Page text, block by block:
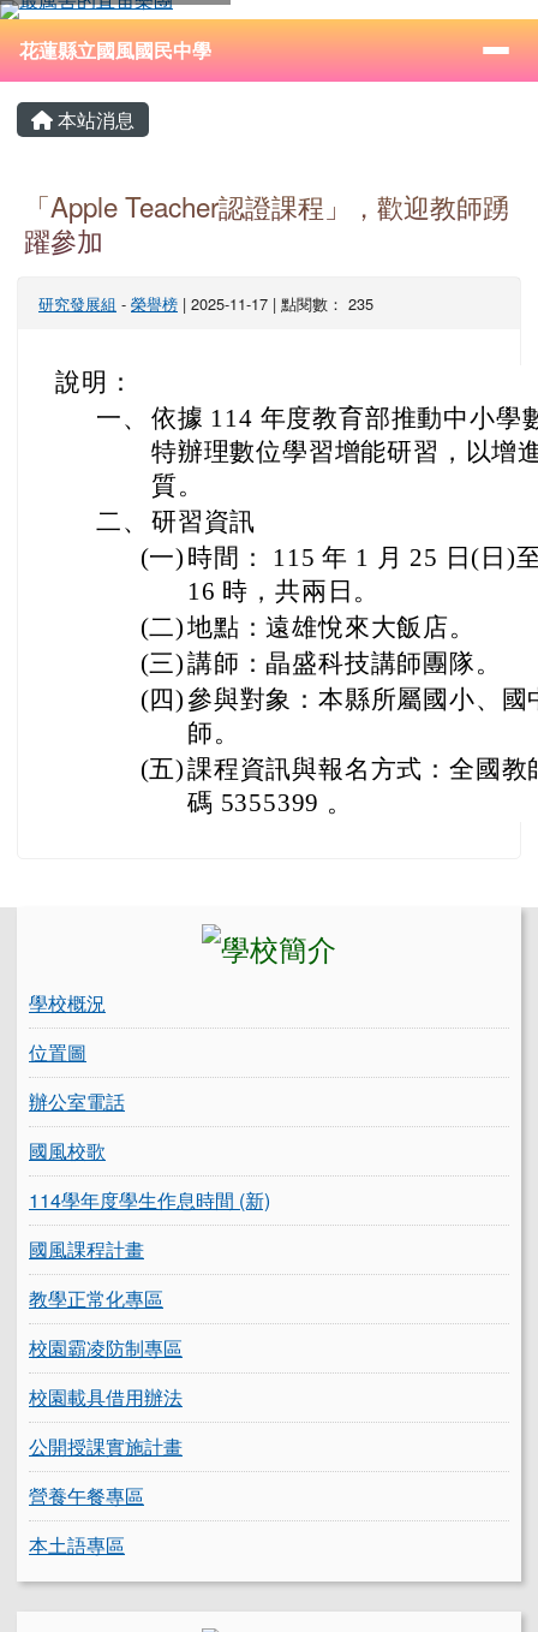
跳至主內容區
花蓮縣立國風國民中學
⏸
導覽列
花蓮縣立國風國民中學
主內容區域
本站消息
「Apple Teacher認證課程」，歡迎教師踴
躍參加
研究發展組 - 榮譽榜 | 2025-11-17 | 點閱數： 235
說明：
一、 依據 114 年度教育部推動中小學
特辦理數位學習增能研習，以增
質。
二、 研習資訊
(一) 時間： 115 年 1 月 25 日(日)
16 時，共兩日。
(二)地點：遠雄悅來大飯店。
(三)講師：晶盛科技講師團隊。
(四)參與對象：本縣所屬國小、
師。
(五)課程資訊與報名方式：全國
碼 5355399 。
學校概況
位置圖
辦公室電話
國風校歌
114學年度學生作息時間 (新)
國風課程計畫
教學正常化專區
校園霸凌防制專區
校園載具借用辦法
公開授課實施計畫
營養午餐專區
本土語專區
頁尾區域